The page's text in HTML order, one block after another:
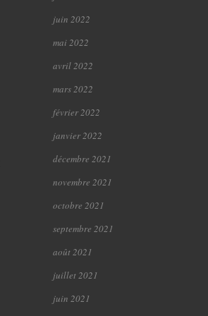
juin 2022
mai 2022
avril 2022
mars 2022
février 2022
janvier 2022
décembre 2021
novembre 2021
octobre 2021
septembre 2021
août 2021
juillet 2021
juin 2021